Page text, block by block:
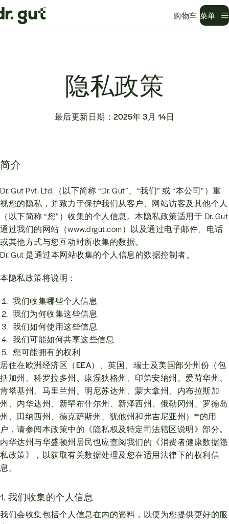
菜单
隐私政策
最后更新日期：2025年 3月 14日
简介
Dr. Gut Pvt. Ltd.（以下简称 “Dr. Gut”、“我们” 或 “本公司”）重
视您的隐私，并致力于保护我们从客户、网站访客及其他个人
（以下简称 “您”）收集的个人信息。本隐私政策适用于 Dr. Gut
通过我们的网站（www.drgut.com）以及通过电子邮件、电话
或其他方式与您互动时所收集的数据。
Dr. Gut 是通过本网站收集的个人信息的数据控制者。
本隐私政策将说明：
我们收集哪些个人信息
我们为何收集这些信息
我们如何使用这些信息
我们可能如何共享这些信息
您可能拥有的权利
居住在欧洲经济区（EEA）、英国、瑞士及美国部分州份（包
括加州、科罗拉多州、康涅狄格州、印第安纳州、爱荷华州、
肯塔基州、马里兰州、明尼苏达州、蒙大拿州、内布拉斯加
州、内华达州、新罕布什尔州、新泽西州、俄勒冈州、罗德岛
州、田纳西州、德克萨斯州、犹他州和弗吉尼亚州）**的用
户，请参阅本政策中的《隐私权及特定司法辖区说明》部分。
内华达州与华盛顿州 居民也应查阅我们的《消费者健康数据隐
私政策》，以获取有关数据处理及您在适用法律下的权利信
息。
1. 我们收集的个人信息
我们会收集包括个人信息在内的资料，以便为您提供更好的服